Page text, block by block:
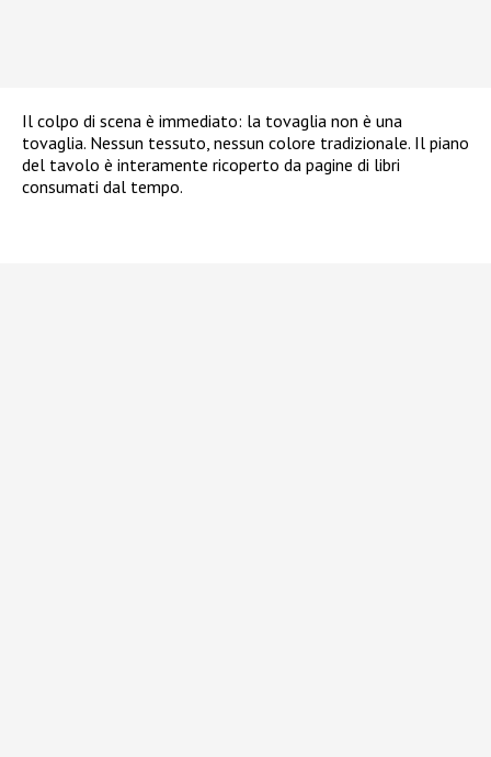
Il colpo di scena è immediato: la tovaglia non è una
tovaglia. Nessun tessuto, nessun colore tradizionale. Il piano
del tavolo è interamente ricoperto da pagine di libri
consumati dal tempo.